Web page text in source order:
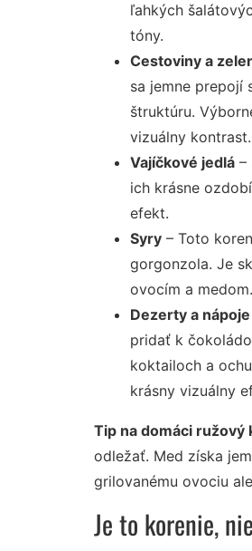
ľahkých
tóny.
Cestoviny a
sa jemne prepojí
štruktúru.
vizuálny kontrast.
Vajíčkové jedlá –
ich krásne
efekt.
Syry – Toto
gorgonzola. Je
ovocím a medom.
Dezerty a nápoje
pridať k
koktailoch a
krásny vizuálny
Tip na domáci ružový
odležať. Med získa
grilovanému ovociu
Je to korenie,